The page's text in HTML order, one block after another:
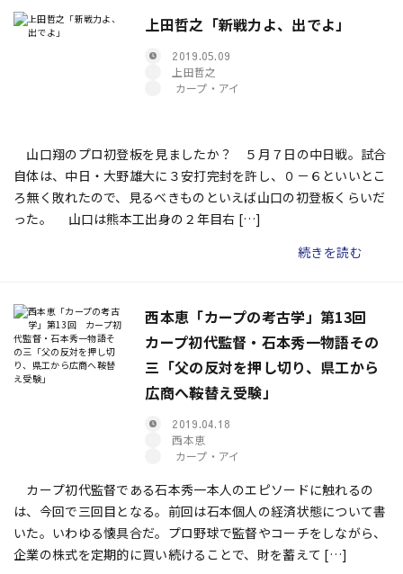
上田哲之「新戦力よ、出でよ」
2019.05.09
上田哲之
カープ・アイ
山口翔のプロ初登板を見ましたか？ ５月７日の中日戦。試合
自体は、中日・大野雄大に３安打完封を許し、０－６といいとこ
ろ無く敗れたので、見るべきものといえば山口の初登板くらいだ
った。 山口は熊本工出身の２年目右 […]
続きを読む
西本恵「カープの考古学」第13回
カープ初代監督・石本秀一物語その
三「父の反対を押し切り、県工から
広商へ鞍替え受験」
2019.04.18
西本恵
カープ・アイ
カープ初代監督である石本秀一本人のエピソードに触れるの
は、今回で三回目となる。前回は石本個人の経済状態について書
いた。いわゆる懐具合だ。プロ野球で監督やコーチをしながら、
企業の株式を定期的に買い続けることで、財を蓄えて […]